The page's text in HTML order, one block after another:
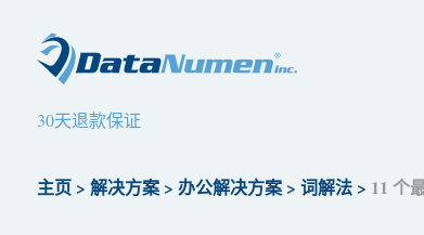
30天退款保证
主页> 解决方案> 办公解决方案> 词解法> 11 个